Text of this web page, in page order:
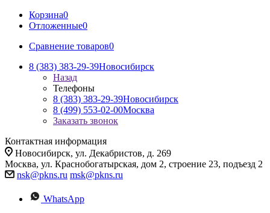
Корзина0
Отложенные0
Сравнение товаров0
8 (383) 383-29-39Новосибирск
Назад
Телефоны
8 (383) 383-29-39Новосибирск
8 (499) 553-02-00Москва
Заказать звонок
Контактная информация
Новосибирск, ул. Декабристов, д. 269
Москва, ул. Краснобогатырская, дом 2, строение 23, подъезд 2
nsk@pkns.ru msk@pkns.ru
WhatsApp